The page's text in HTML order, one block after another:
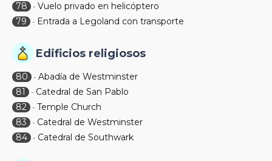
78
- Vuelo privado en helicóptero
79
- Entrada a Legoland con transporte
Edificios religiosos
80 - Abadía de Westminster
81
- Catedral de San Pablo
82 - Temple Church
83
- Catedral de Westminster
84 - Catedral de Southwark